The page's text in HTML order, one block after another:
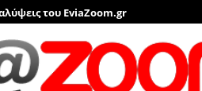
του EviaZoom.gr
νέα
από τον κόσμο
για την Χαλκίδα και όλη την Εύβοια